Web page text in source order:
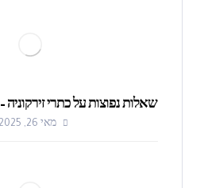
שאלות נפוצות על כתרי זירקוניה
מאי 26, 2025